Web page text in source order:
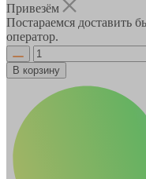
Привезём
Постараемся доставить
оператор.
В корзину